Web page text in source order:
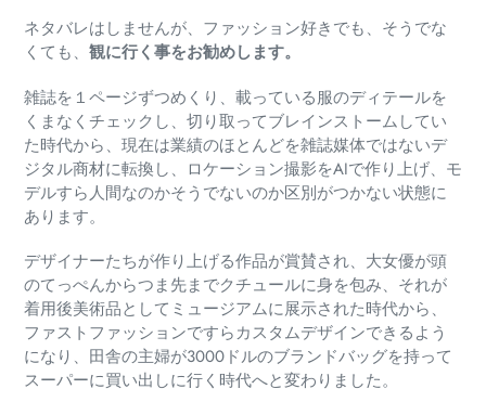
ネタバレはしませんが、ファッション好きでも、そうでな
くても、 観に行く事をお勧めします。
雑誌を１ページずつめくり、載っている服のディテールを
くまなくチェックし、切り取ってブレインストームしてい
た時代から、現在は業績のほとんどを雑誌媒体ではないデ
ジタル商材に転換し、ロケーション撮影をAIで作り上げ、モ
デルすら人間なのかそうでないのか区別がつかない状態に
あります。
デザイナーたちが作り上げる作品が賞賛され、大女優が頭
のてっぺんからつま先までクチュールに身を包み、それが
着用後美術品としてミュージアムに展示された時代から、
ファストファッションですらカスタムデザインできるよう
になり、田舎の主婦が3000ドルのブランドバッグを持って
スーパーに買い出しに行く時代へと変わりました。